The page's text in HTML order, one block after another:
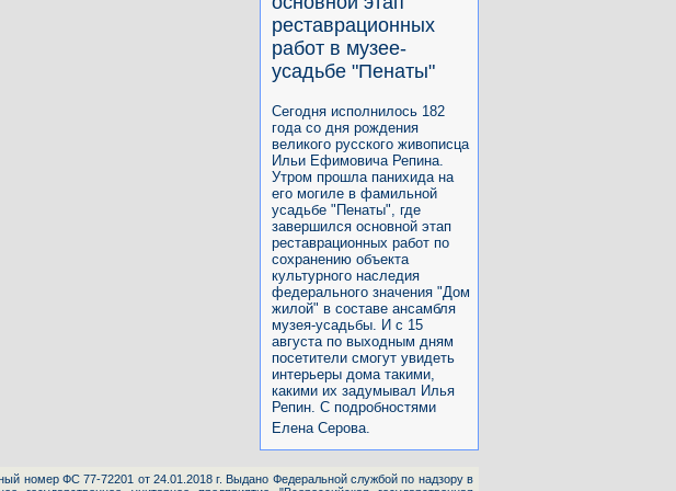
реставрационных
работ в музее-
усадьбе "Пенаты"
Сегодня исполнилось 182
года со дня рождения
великого русского живописца
Ильи Ефимовича Репина.
Утром прошла панихида на
его могиле в фамильной
усадьбе "Пенаты", где
завершился основной этап
реставрационных работ по
сохранению объекта
культурного наследия
федерального значения "Дом
жилой" в составе ансамбля
музея-усадьбы. И с 15
августа по выходным дням
посетители смогут увидеть
интерьеры дома такими,
какими их задумывал Илья
Репин. С подробностями
Елена Серова.
номер ФС 77-72201 от 24.01.2018 г. Выдано Федеральной службой по надзору в